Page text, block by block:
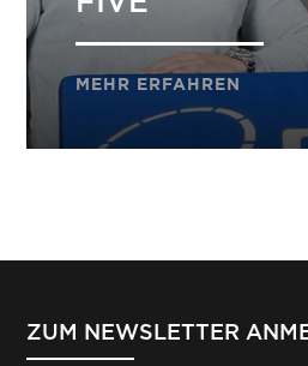
MEHR ERFAHREN
ZUM NEWSLETTER